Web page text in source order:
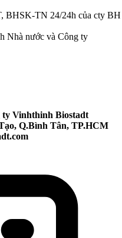
BHSK-TN 24/24h của cty BH
Nhà nước và Công ty
ty Vinhthinh Biostadt
Q.Bình Tân, TP.HCM